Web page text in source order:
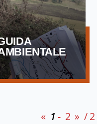
« 1 2 » / 2